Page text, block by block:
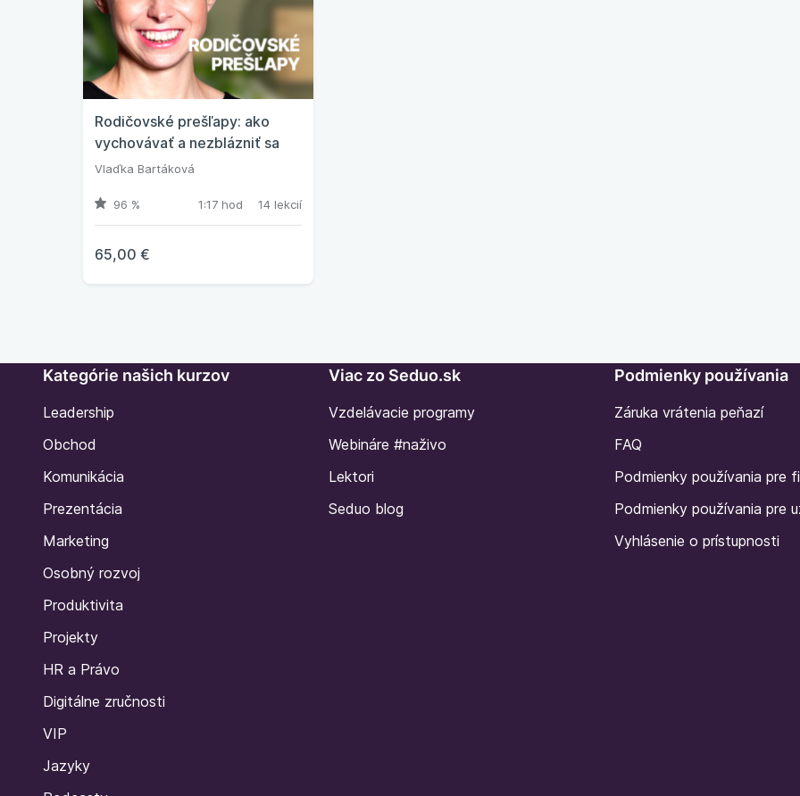
Rodičovské prešľapy: ako
vychovávať a nezblázniť sa
Vlaďka Bartáková
96 % 1:17 hod 14 lekcií
65,00 €
Kategórie našich kurzov
Leadership
Obchod
Komunikácia
Prezentácia
Marketing
Osobný rozvoj
Produktivita
Projekty
HR a Právo
Digitálne zručnosti
VIP
Jazyky
Viac zo Seduo.sk
Vzdelávacie programy
Webináre #naživo
Lektori
Seduo blog
Podmienky používania
Záruka vrátenia peňazí
FAQ
Podmienky používania pre
Podmienky používania pre
Vyhlásenie o prístupnosti